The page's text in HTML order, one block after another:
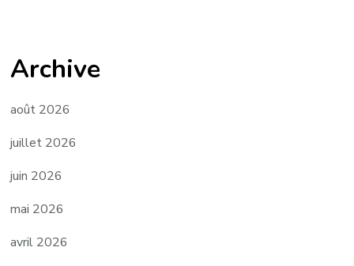
Archive
août 2026
juillet 2026
juin 2026
mai 2026
avril 2026